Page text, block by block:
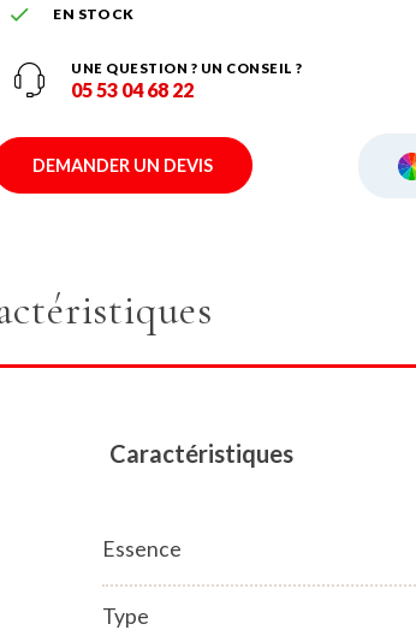
 EN STOCK
UNE QUESTION ? UN CONSEIL ?
05 53 04 68 22
DEMANDER UN DEVIS
Caractéristiques
Essence
Type